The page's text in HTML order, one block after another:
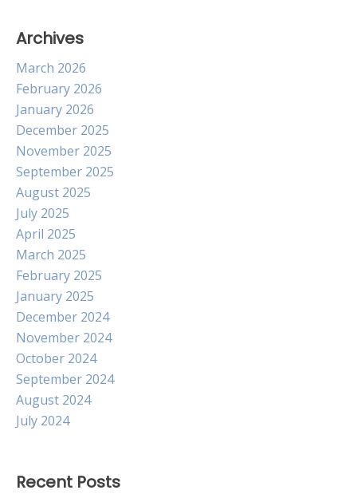
Archives
March 2026
February 2026
January 2026
December 2025
November 2025
September 2025
August 2025
July 2025
April 2025
March 2025
February 2025
January 2025
December 2024
November 2024
October 2024
September 2024
August 2024
July 2024
Recent Posts